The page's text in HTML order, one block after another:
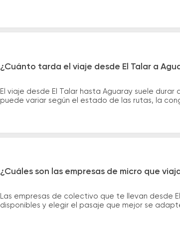
¿Cuánto tarda el viaje desde El Talar a
El viaje desde El Talar hasta Aguaray suele
puede variar según el estado de las rutas, la
¿Cuáles son las empresas de micro que
Las empresas de colectivo que te llevan desde
disponibles y elegir el pasaje que mejor se